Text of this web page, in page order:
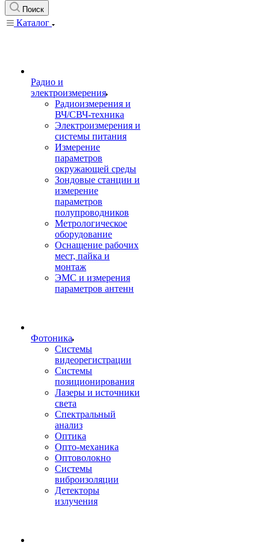
Поиск
Каталог
Радио и
электроизмерения
Радиоизмерения и
ВЧ/СВЧ-техника
Электроизмерения и
системы питания
Измерение
параметров
окружающей среды
Зондовые станции и
измерение
параметров
полупроводников
Метрологическое
оборудование
Оснащение рабочих
мест, пайка и
монтаж
ЭМС и измерения
параметров антенн
Фотоника
Cистемы
видеорегистрации
Системы
позиционирования
Лазеры и источники
света
Спектральный
анализ
Оптика
Опто-механика
Оптоволокно
Системы
виброизоляции
Детекторы
излучения